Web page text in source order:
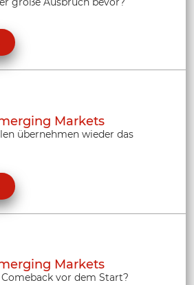
Markets
übernehmen wieder das
Markets
vor dem Start?